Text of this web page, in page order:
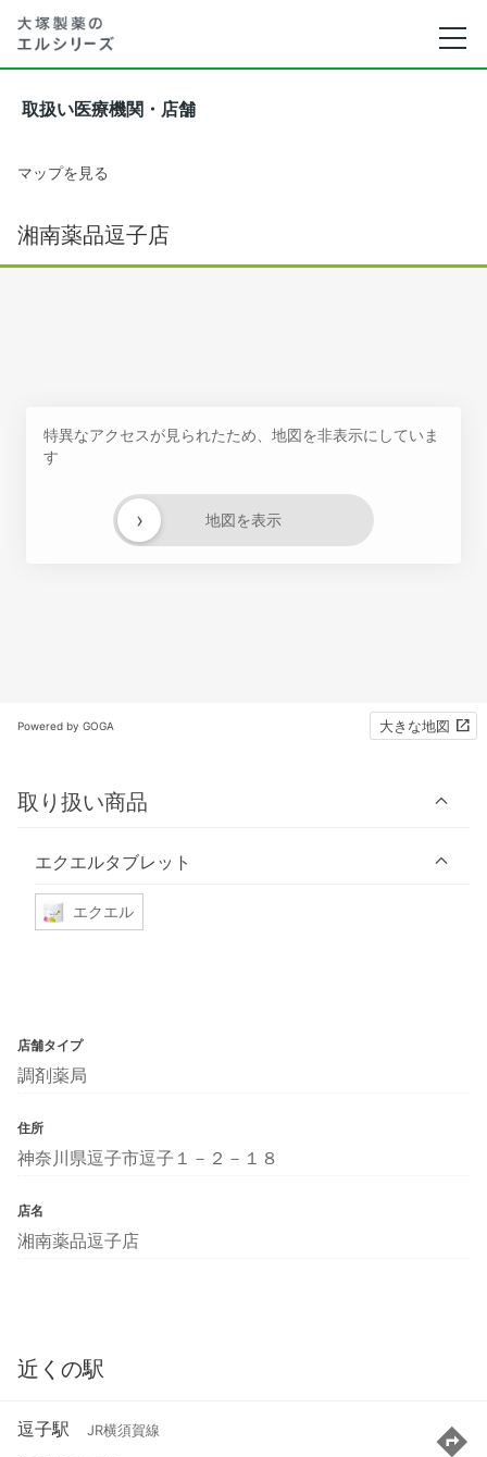
取扱い医療機関・店舗
マップを見る
湘南薬品逗子店
特異なアクセスが見られたため、地図を非表示にしていま
す
地図を表示
›
Powered by GOGA 大きな地図
取り扱い商品
エクエルタブレット
エクエル
店舗タイプ
調剤薬局
住所
神奈川県逗子市逗子１－２－１８
店名
湘南薬品逗子店
近くの駅
逗子駅 JR横須賀線